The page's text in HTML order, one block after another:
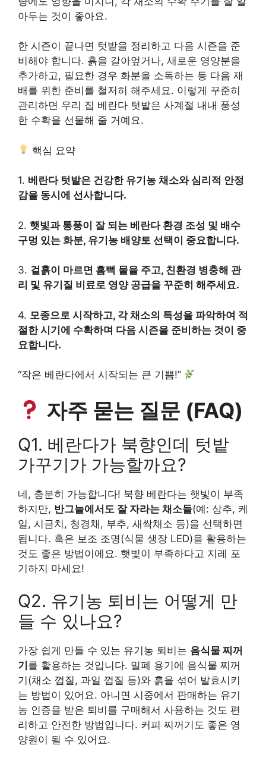
아두는 것이 좋아요.
한 시즌이 끝나면 텃밭을 정리하고 다음 시즌을 준
비해야 합니다. 흙을 갈아엎거나, 새로운 영양분을
추가하고, 필요한 경우 화분을 소독하는 등 다음 재
배를 위한 준비를 철저히 해주세요. 이렇게 꾸준히
관리하면 우리 집 베란다 텃밭은 사계절 내내 풍성
한 수확을 선물해 줄 거예요.
핵심 요약
1. 베란다 텃밭은 건강한 유기농 채소와 심리적 안정
감을 동시에 선사합니다.
2. 햇빛과 통풍이 잘 되는 베란다 환경 조성 및 배수
구멍 있는 화분, 유기농 배양토 선택이 중요합니다.
3. 겉흙이 마르면 흠뻑 물을 주고, 친환경 병충해 관
리 및 유기질 비료로 영양 공급을 꾸준히 해주세요.
4. 모종으로 시작하고, 각 채소의 특성을 파악하여 적
절한 시기에 수확하며 다음 시즌을 준비하는 것이 중
요합니다.
“작은 베란다에서 시작되는 큰 기쁨!”
자주 묻는 질문 (FAQ)
Q1. 베란다가 북향인데 텃밭
가꾸기가 가능할까요?
네, 충분히 가능합니다! 북향 베란다는 햇빛이 부족
하지만, 반그늘에서도 잘 자라는 채소들(예: 상추, 케
일, 시금치, 청경채, 부추, 새싹채소 등)을 선택하면
됩니다. 혹은 보조 조명(식물 생장 LED)을 활용하는
것도 좋은 방법이에요. 햇빛이 부족하다고 지레 포
기하지 마세요!
Q2. 유기농 퇴비는 어떻게 만
들 수 있나요?
가장 쉽게 만들 수 있는 유기농 퇴비는 음식물 찌꺼
기 를 활용하는 것입니다. 밀폐 용기에 음식물 찌꺼
기(채소 껍질, 과일 껍질 등)와 흙을 섞어 발효시키
는 방법이 있어요. 아니면 시중에서 판매하는 유기
농 인증을 받은 퇴비를 구매해서 사용하는 것도 편
리하고 안전한 방법입니다. 커피 찌꺼기도 좋은 영
양원이 될 수 있어요.